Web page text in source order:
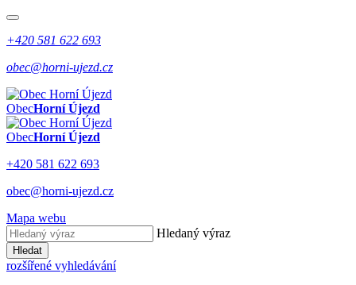
+420 581 622 693
obec@horni-ujezd.cz
ObecHorní Újezd
ObecHorní Újezd
+420 581 622 693
obec@horni-ujezd.cz
Mapa webu
Hledaný výraz
Hledat
rozšířené vyhledávání